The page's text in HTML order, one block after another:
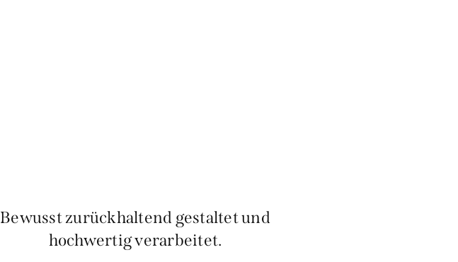
Bewusst zurückhaltend gestaltet und
hochwertig verarbeitet.